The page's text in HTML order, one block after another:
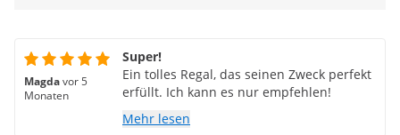
Magdavor 5
Monaten
Super!
Ein tolles Regal, das seinen Zweck perfekt
erfüllt. Ich kann es nur empfehlen!
Mehr lesen